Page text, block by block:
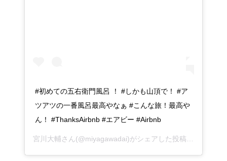
#初めての五右衛門風呂 ！ #しかも山頂で！ #ア
ツアツの一番風呂最高やなぁ #こんな旅！最高や
ん！ #ThanksAirbnb #エアビー #Airbnb
宮川大輔さん(@miyagawadai)がシェアした投稿 –